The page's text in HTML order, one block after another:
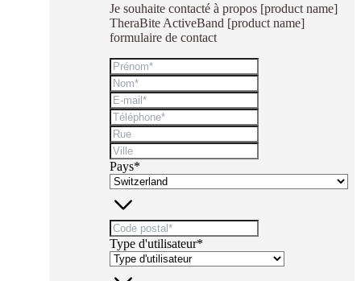
Je souhaite contacté à propos [product name]
TheraBite ActiveBand [product name]
formulaire de contact
Pays*
Type d'utilisateur*